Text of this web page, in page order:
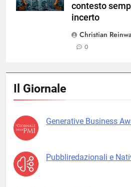
contesto
incerto
Christian
0
Il Giornale
Generative Business
Pubbliredazionali e